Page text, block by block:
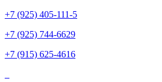
+7 (925) 405-111-5
+7 (925) 744-6629
+7 (915) 625-4616